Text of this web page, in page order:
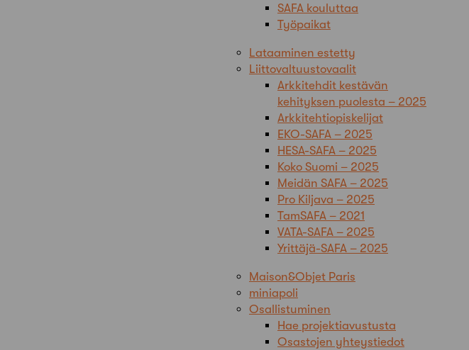
SAFA kouluttaa
Työpaikat
Lataaminen estetty
Liittovaltuustovaalit
Arkkitehdit kestävän
kehityksen puolesta – 2025
Arkkitehtiopiskelijat
EKO-SAFA – 2025
HESA-SAFA – 2025
Koko Suomi – 2025
Meidän SAFA – 2025
Pro Kiljava – 2025
TamSAFA – 2021
VATA-SAFA – 2025
Yrittäjä-SAFA – 2025
Maison&Objet Paris
miniapoli
Osallistuminen
Hae projektiavustusta
Osastojen yhteystiedot